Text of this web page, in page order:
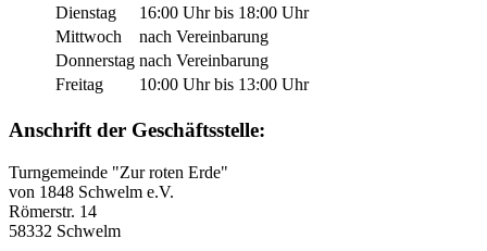
Dienstag
16:00 Uhr bis 18:00 Uhr
Mittwoch
nach Vereinbarung
Donnerstag nach Vereinbarung
Freitag
10:00 Uhr bis 13:00 Uhr
Anschrift der Geschäftsstelle:
Turngemeinde "Zur roten Erde"
von 1848 Schwelm e.V.
Römerstr. 14
58332 Schwelm